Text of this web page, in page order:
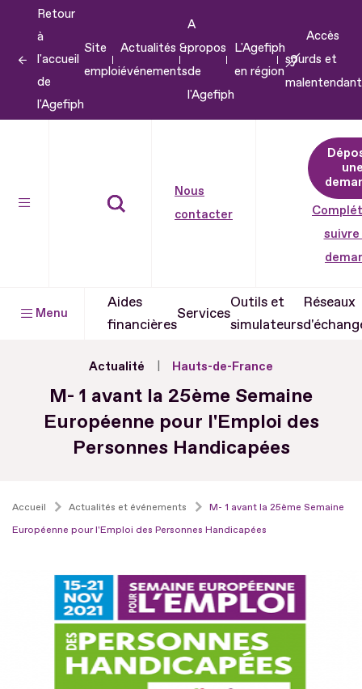
contenu
Retour
à
l'accueil
de
l'Agefiph
Site
emploi
Actualités &
événements
A
propos
de
l'Agefiph
L'Agefiph
en région
Accès
sourds et
Nous
contacter
suivre
Menu
Aides
financières
Services
Outils et
simulateurs
Réseaux
Actualité Hauts-de-France
M- 1 avant la 25ème Semaine
Européenne pour l'Emploi des
Personnes Handicapées
Accueil Actualités et événements
M- 1 avant la 25ème Semaine
Européenne pour l'Emploi des Personnes Handicapées